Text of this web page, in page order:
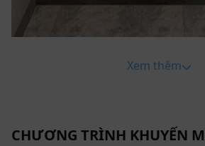
Xem thêm
CHƯƠNG TRÌNH KHUYẾN